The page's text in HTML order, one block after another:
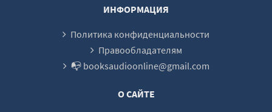
ИНФОРМАЦИЯ
Политика конфиденциальности
Правообладателям
📭 booksaudioonline@gmail.com
О САЙТЕ